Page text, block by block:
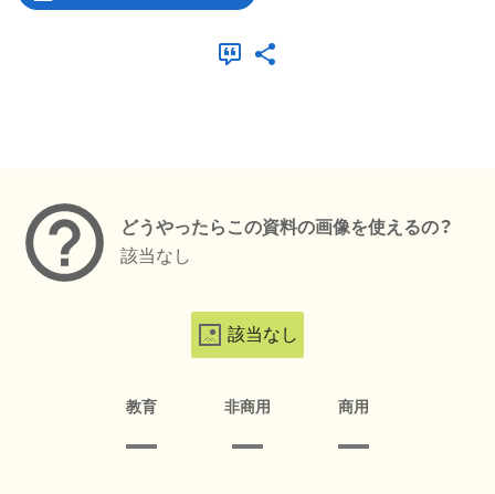
どうやったらこの資料の画像を使えるの？
該当なし
該当なし
教育 非商用 商用